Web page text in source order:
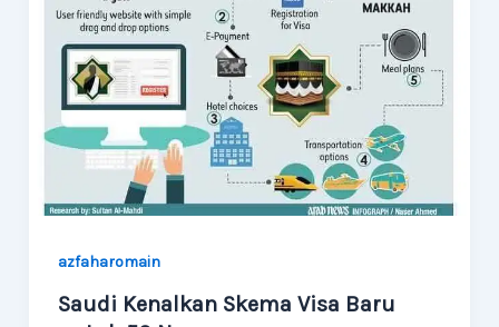
azfaharomain
Saudi Kenalkan Skema Visa Baru